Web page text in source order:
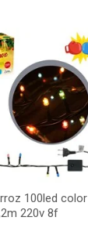
100led color
220v 8f